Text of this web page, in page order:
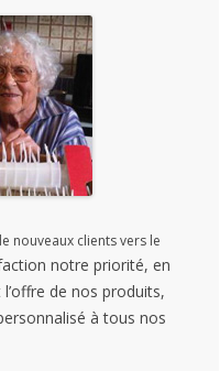
nouveaux clients vers le
notre priorité, en
de nos produits,
à tous nos